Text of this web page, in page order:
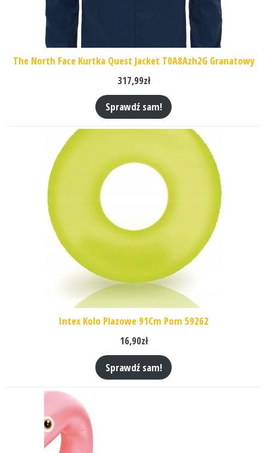
The North Face Kurtka Quest Jacket T0A8Azh2G Granatowy
317,99zł
Sprawdź sam!
Intex Kolo Plazowe 91Cm Pom 59262
16,90zł
Sprawdź sam!